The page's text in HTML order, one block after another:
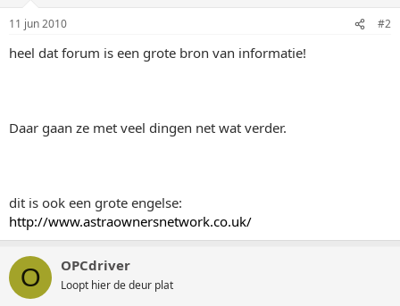
11 jun 2010 #2
heel dat forum is een grote bron van informatie!
Daar gaan ze met veel dingen net wat verder.
dit is ook een grote engelse:
http://www.astraownersnetwork.co.uk/
O OPCdriver
Loopt hier de deur plat